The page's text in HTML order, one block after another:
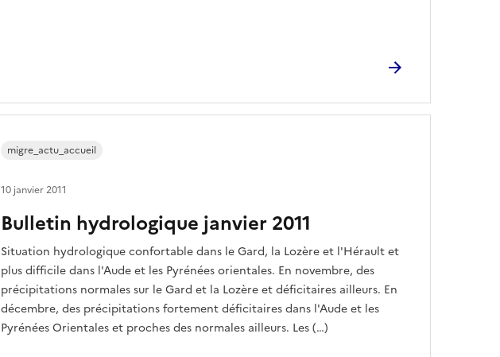
Bulletin hydrologique janvier 2011
Situation hydrologique confortable dans le Gard, la Lozère et l'Hérault et
plus difficile dans l'Aude et les Pyrénées orientales. En novembre, des
précipitations normales sur le Gard et la Lozère et déficitaires ailleurs. En
décembre, des précipitations fortement déficitaires dans l'Aude et les
Pyrénées Orientales et proches des normales ailleurs. Les (…)
migre_actu_accueil
10 janvier 2011